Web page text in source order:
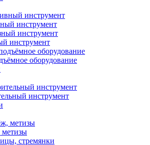
инструмент
инструмент
оборудование
инструмент